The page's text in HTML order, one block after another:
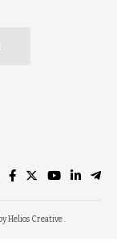
Helios Creative .